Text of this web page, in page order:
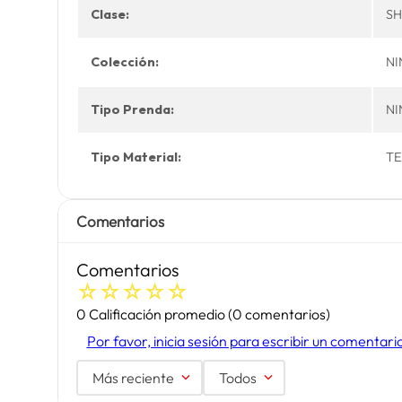
Clase:
Colección:
Tipo Prenda:
Tipo Material:
Comentarios
Comentarios
☆☆☆☆☆
0 Calificación promedio(0 comentarios)
Por favor, inicia sesión para escribir un
Más reciente Todos